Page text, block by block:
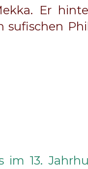
Er
sufischen
im 13.